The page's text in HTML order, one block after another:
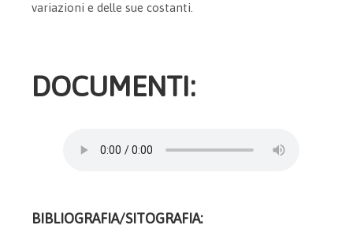
variazioni e delle sue costanti.
DOCUMENTI:
BIBLIOGRAFIA/SITOGRAFIA: